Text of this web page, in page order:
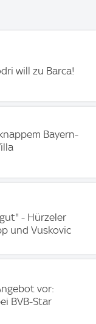
will zu Barca!
Bayern-
- Hürzeler
und Vuskovic
vor:
BVB-Star